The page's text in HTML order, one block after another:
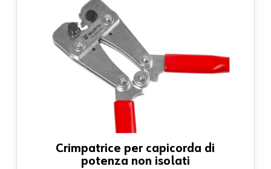
Crimpatrice per capicorda di
potenza non isolati